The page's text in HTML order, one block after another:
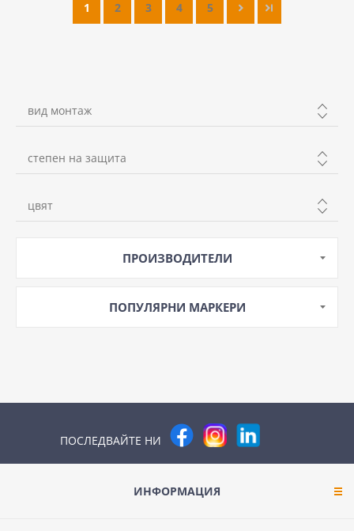
1 2 3 4 5
вид монтаж
степен на защита
цвят
ПРОИЗВОДИТЕЛИ
ПОПУЛЯРНИ МАРКЕРИ
ПОСЛЕДВАЙТЕ НИ
ИНФОРМАЦИЯ